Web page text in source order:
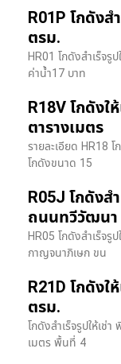
R01P โกดังส
ตรม.
HR01 โกดังสำเร็จ
ค่าน้ำ17 บาท
R18V โกดังใ
ตารางเมตร
รายละเอียด HR18
โกดังขนาด 15
R05J โกดังส
ถนนทวีวัฒนา
HR05 โกดังสำเร็จ
กาญจนาภิเษก ขน
R21D โกดังใ
ตรม.
โกดังสำเร็จรูปให้เ
เมตร พื้นที่ 4